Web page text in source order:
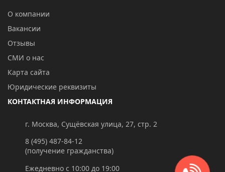
О компании
Вакансии
Отзывы
СМИ о нас
Карта сайта
Юридические реквизиты
КОНТАКТНАЯ ИНФОРМАЦИЯ
г. Москва, Сущёвская улица, 27, стр. 2
8 (495) 487-84-12
(получение гражданства)
Ежедневно с 10:00 до 19:00